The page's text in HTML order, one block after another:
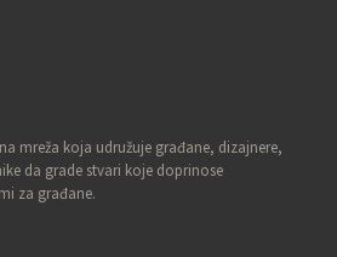
mreža koja udružuje građane, dizajnere,
da grade stvari koje doprinose
za građane.